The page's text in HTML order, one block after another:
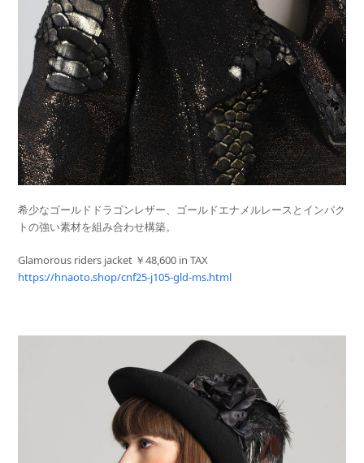
希少なゴールドドラゴンレザー、ゴールドエナメルレースとインパク
トの強い素材を組み合わせ構築。
Glamorous riders jacket ￥48,600 in TAX
https://hnaoto.shop/cnf25-j105-gld-ms.html